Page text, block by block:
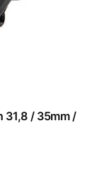
31,8 / 35mm /